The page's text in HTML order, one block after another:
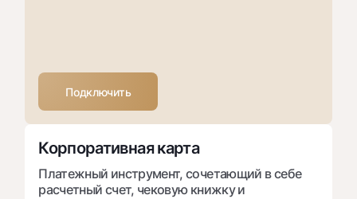
Подключить
Корпоративная карта
Платежный инструмент, сочетающий в себе
расчетный счет, чековую книжку и